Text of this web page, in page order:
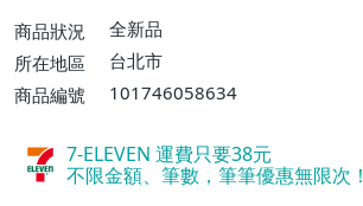
商品狀況
全新品
所在地區
台北市
商品編號
101746058634
7-ELEVEN 運費只要38元
不限金額、筆數，筆筆優惠無限次！